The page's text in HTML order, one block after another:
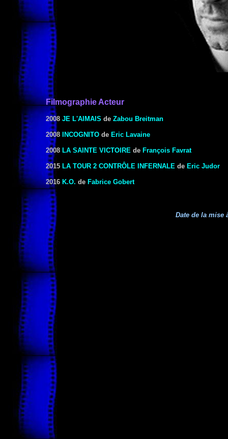
Filmographie Acteur
2008 JE L'AIMAIS de Zabou Breitman
2008 INCOGNITO de Eric Lavaine
2008 LA SAINTE VICTOIRE de François Favrat
2015 LA TOUR 2 CONTRÔLE INFERNALE de Eric Judor
2016 K.O. de Fabrice Gobert
Date de la